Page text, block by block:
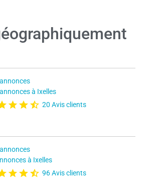
à Ixelles
20 Avis clients
à Ixelles
96 Avis clients